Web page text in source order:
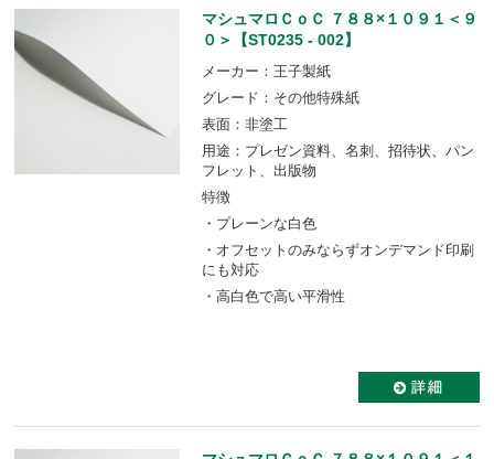
マシュマロＣｏＣ ７８８×１０９１＜９
０＞【ST0235 - 002】
メーカー：王子製紙
グレード：その他特殊紙
表面：非塗工
用途：プレゼン資料、名刺、招待状、パン
フレット、出版物
特徴
・プレーンな白色
・オフセットのみならずオンデマンド印刷
にも対応
・高白色で高い平滑性